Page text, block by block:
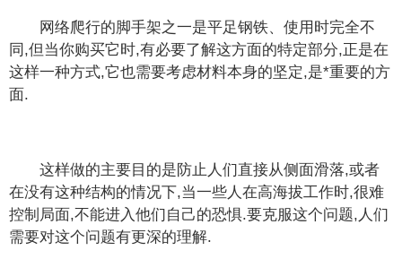
网络爬行的脚手架之一是平足钢铁、使用时完全不
同,但当你购买它时,有必要了解这方面的特定部分,正是在
这样一种方式,它也需要考虑材料本身的坚定,是*重要的方
面.
这样做的主要目的是防止人们直接从侧面滑落,或者
在没有这种结构的情况下,当一些人在高海拔工作时,很难
控制局面,不能进入他们自己的恐惧.要克服这个问题,人们
需要对这个问题有更深的理解.